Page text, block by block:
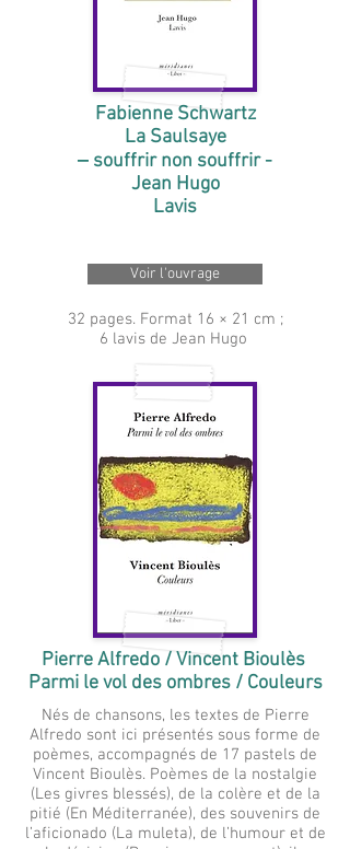
Fabienne Schwartz
La Saulsaye
‒ souffrir non souffrir -
Jean Hugo
Lavis
Voir l'ouvrage
32 pages. Format 16 × 21 cm ;
6 lavis de Jean Hugo
Pierre Alfredo / Vincent Bioulès
Parmi le vol des ombres / Couleurs
Nés de chansons, les textes de Pierre
Alfredo sont ici présentés sous forme de
poèmes, accompagnés de 17 pastels de
Vincent Bioulès. Poèmes de la nostalgie
(Les givres blessés), de la colère et de la
pitié (En Méditerranée), des souvenirs de
l’aficionado (La muleta), de l’humour et de